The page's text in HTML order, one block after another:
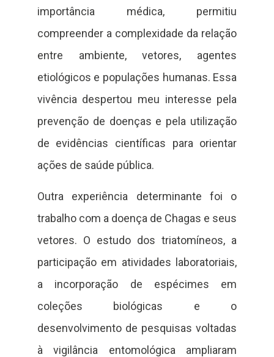
importância médica, permitiu
compreender a complexidade da relação
entre ambiente, vetores, agentes
etiológicos e populações humanas. Essa
vivência despertou meu interesse pela
prevenção de doenças e pela utilização
de evidências científicas para orientar
ações de saúde pública.
Outra experiência determinante foi o
trabalho com a doença de Chagas e seus
vetores. O estudo dos triatomíneos, a
participação em atividades laboratoriais,
a incorporação de espécimes em
coleções biológicas e o
desenvolvimento de pesquisas voltadas
à vigilância entomológica ampliaram